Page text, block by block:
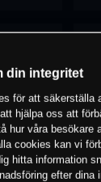
har en
din integritet
för att säkerställa
hjälpa oss att
hur våra besökare
cookies kan vi
hitta information
efter dina